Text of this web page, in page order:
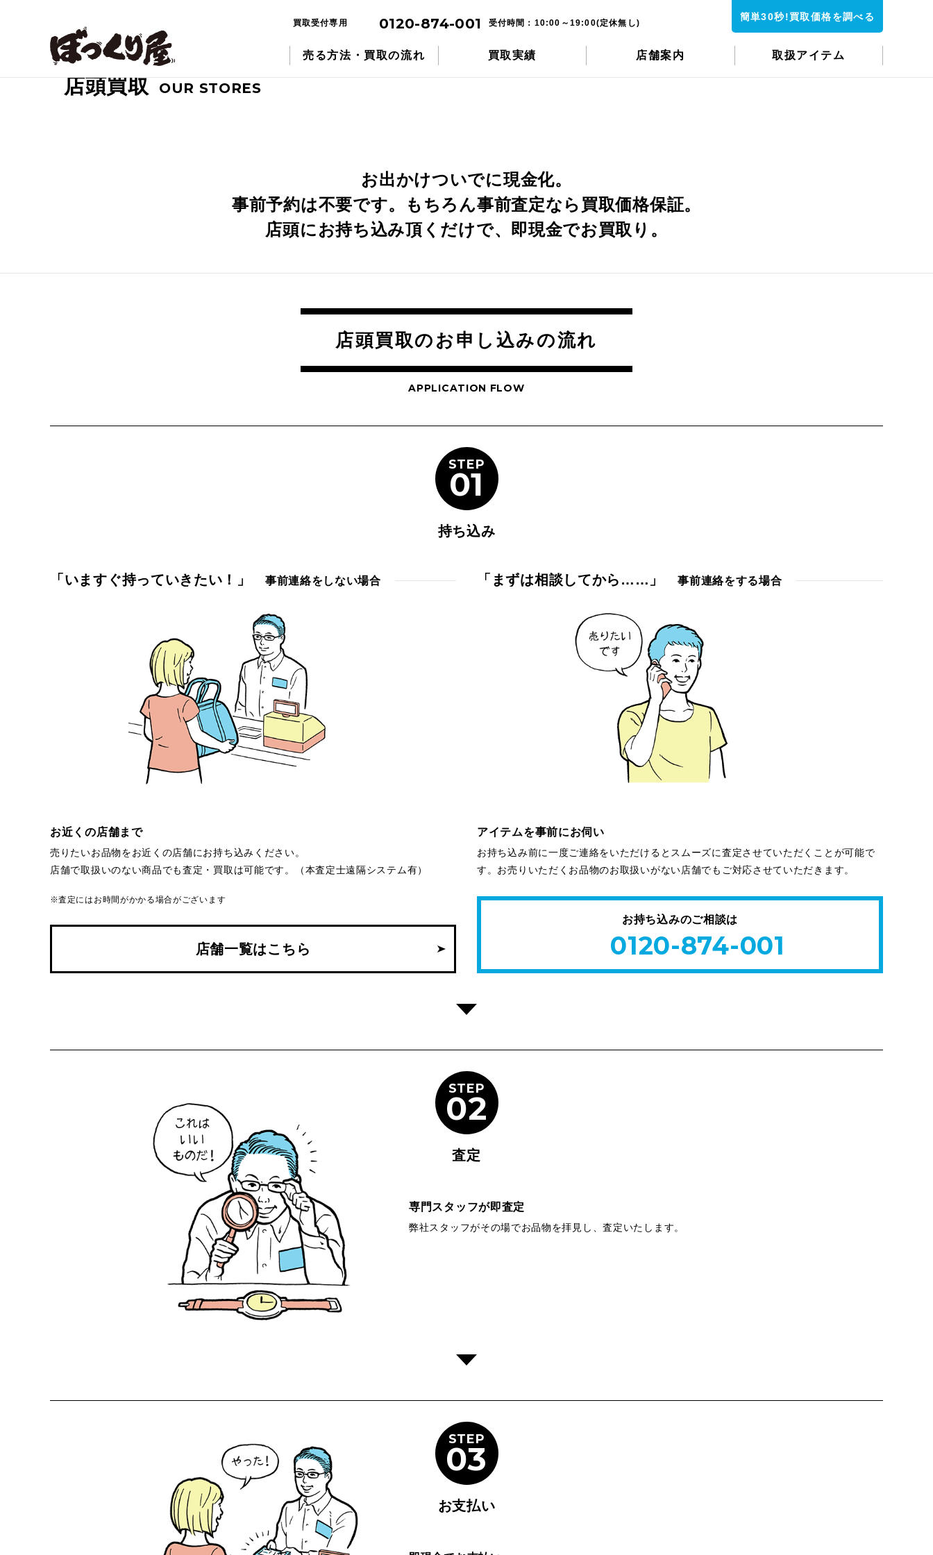
売る方法・買取の流れ 買取実績 店舗案内 取扱アイテム
買取受付専用 0120-874-001 受付時間：10:00～19:00(定休無し)
簡単30秒!買取価格を調べる
即日現金買取サービス 店頭買取
店頭買取 OUR STORES
お出かけついでに現金化。
事前予約は不要です。もちろん事前査定なら買取価格保証。
店頭にお持ち込み頂くだけで、即現金でお買取り。
店頭買取のお申し込みの流れ
APPLICATION FLOW
STEP
01
持ち込み
「いますぐ持っていきたい！」 事前連絡をしない場合
お近くの店舗まで
売りたいお品物をお近くの店舗にお持ち込みください。
店舗で取扱いのない商品でも査定・買取は可能です。（本査定士遠隔システム有）
査定にはお時間がかかる場合がございます
店舗一覧はこちら
「まずは相談してから……」 事前連絡をする場合
アイテムを事前にお伺い
お持ち込み前に一度ご連絡をいただけるとスムーズに査定させていただくことが可能で
す。お売りいただくお品物のお取扱いがない店舗でもご対応させていただきます。
お持ち込みのご相談は
0120-874-001
STEP
02
査定
専門スタッフが即査定
弊社スタッフがその場でお品物を拝見し、査定いたします。
STEP
03
お支払い